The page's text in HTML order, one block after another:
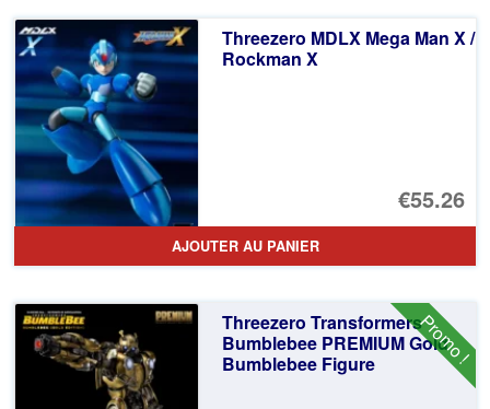
Threezero MDLX Mega Man X /
Rockman X
€55.26
AJOUTER AU PANIER
Promo !
Threezero Transformers
Bumblebee PREMIUM Gold
Bumblebee Figure